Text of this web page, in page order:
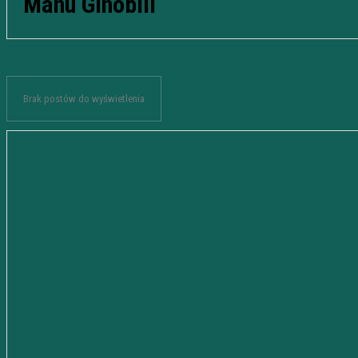
Brak postów do wyświetlenia